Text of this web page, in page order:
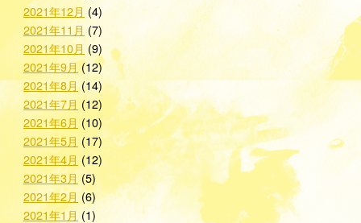
2021年12月 (4)
2021年11月 (7)
2021年10月 (9)
2021年9月(12)
2021年8月(14)
2021年7月 (12)
2021年6月 (10)
2021年5月 (17)
2021年4月 (12)
2021年3月 (5)
2021年2月 (6)
2021年1月 (1)